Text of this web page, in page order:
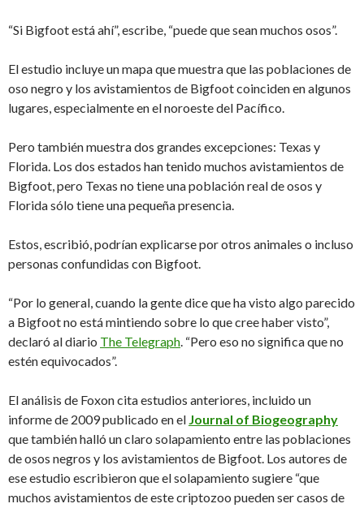
“Si Bigfoot está ahí”, escribe, “puede que sean muchos osos”.
El estudio incluye un mapa que muestra que las poblaciones de
oso negro y los avistamientos de Bigfoot coinciden en algunos
lugares, especialmente en el noroeste del Pacífico.
Pero también muestra dos grandes excepciones: Texas y
Florida. Los dos estados han tenido muchos avistamientos de
Bigfoot, pero Texas no tiene una población real de osos y
Florida sólo tiene una pequeña presencia.
Estos, escribió, podrían explicarse por otros animales o incluso
personas confundidas con Bigfoot.
“Por lo general, cuando la gente dice que ha visto algo parecido
a Bigfoot no está mintiendo sobre lo que cree haber visto”,
declaró al diario The Telegraph. “Pero eso no significa que no
estén equivocados”.
El análisis de Foxon cita estudios anteriores, incluido un
informe de 2009 publicado en el Journal of Biogeography
que también halló un claro solapamiento entre las poblaciones
de osos negros y los avistamientos de Bigfoot. Los autores de
ese estudio escribieron que el solapamiento sugiere “que
muchos avistamientos de este criptozoo pueden ser casos de